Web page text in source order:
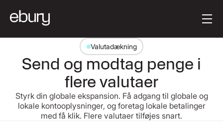
Valutadækning
Send og modtag penge i
flere valutaer
Styrk din globale ekspansion. Få adgang til globale og
lokale kontooplysninger, og foretag lokale betalinger
med få klik. Flere valutaer tilføjes snart.